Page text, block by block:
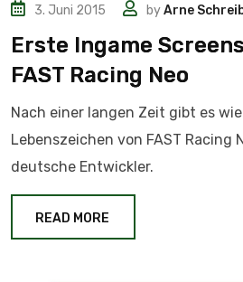
3. Juni 2015 byArne
Erste Ingame
FAST Racing Neo
Nach einer langen Zeit gibt es
Lebenszeichen von FAST Racing
deutsche Entwickler.
READ MORE